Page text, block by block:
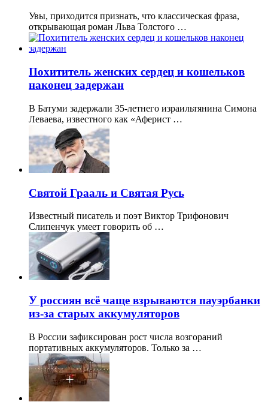
Увы, приходится признать, что классическая фраза,
открывающая роман Льва Толстого …
Похититель женских сердец и кошельков
наконец задержан
В Батуми задержали 35-летнего израильтянина Симона
Леваева, известного как «Аферист …
Святой Грааль и Святая Русь
Известный писатель и поэт Виктор Трифонович
Слипенчук умеет говорить об …
У россиян всё чаще взрываются пауэрбанки
из-за старых аккумуляторов
В России зафиксирован рост числа возгораний
портативных аккумуляторов. Только за …